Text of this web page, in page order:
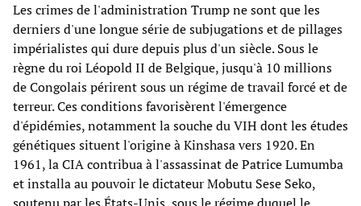
Les crimes de l'administration Trump ne sont que les
derniers d'une longue série de subjugations et de pillages
impérialistes qui dure depuis plus d'un siècle. Sous le
règne du roi Léopold II de Belgique, jusqu'à 10 millions
de Congolais périrent sous un régime de travail forcé et de
terreur. Ces conditions favorisèrent l'émergence
d'épidémies, notamment la souche du VIH dont les études
génétiques situent l'origine à Kinshasa vers 1920. En
1961, la CIA contribua à l'assassinat de Patrice Lumumba
et installa au pouvoir le dictateur Mobutu Sese Seko,